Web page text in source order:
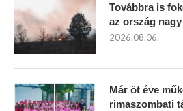
Továbbra is
az ország
2026.08.06.
Már öt éve
rimaszombati